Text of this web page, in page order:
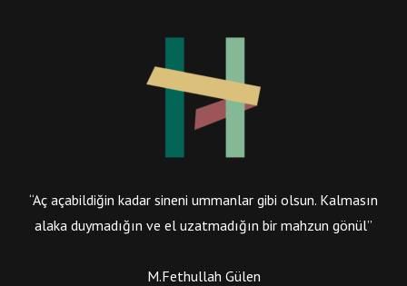
“Aç açabildiğin kadar sineni ummanlar gibi olsun. Kalmasın
alaka duymadığın ve el uzatmadığın bir mahzun gönül”
M.Fethullah Gülen